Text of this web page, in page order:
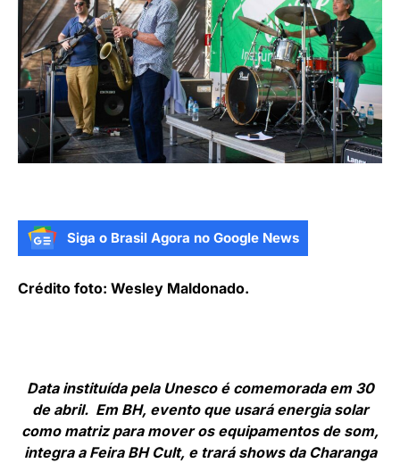
Siga o Brasil Agora no Google News
Crédito foto: Wesley Maldonado.
Data instituída pela Unesco é comemorada em 30
de abril. Em BH, evento que usará energia solar
como matriz para mover os equipamentos de som,
integra a Feira BH Cult, e trará shows da Charanga